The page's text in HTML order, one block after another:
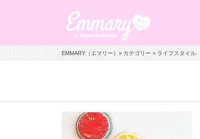
EMMARY（エマリー）>カテゴリー> ライフスタイル